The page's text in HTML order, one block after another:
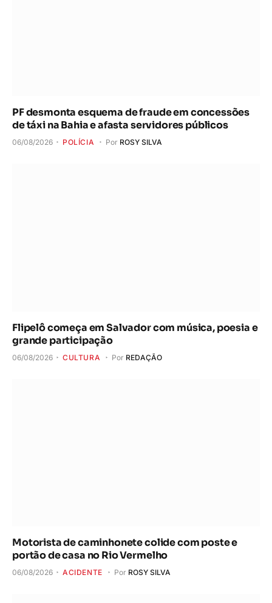
PF desmonta esquema de fraude em concessões
de táxi na Bahia e afasta servidores públicos
06/08/2026 POLÍCIA Por ROSY SILVA
Flipelô começa em Salvador com música, poesia e
grande participação
06/08/2026 CULTURA Por REDAÇÃO
Motorista de caminhonete colide com poste e
portão de casa no Rio Vermelho
06/08/2026 ACIDENTE Por ROSY SILVA